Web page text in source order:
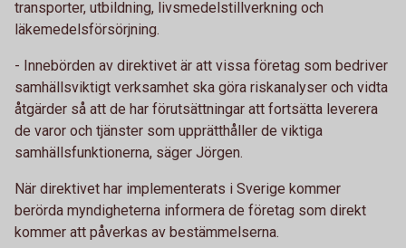
transporter, utbildning, livsmedelstillverkning och
läkemedelsförsörjning.
- Innebörden av direktivet är att vissa företag som bedriver
samhällsviktigt verksamhet ska göra riskanalyser och vidta
åtgärder så att de har förutsättningar att fortsätta leverera
de varor och tjänster som upprätthåller de viktiga
samhällsfunktionerna, säger Jörgen.
När direktivet har implementerats i Sverige kommer
berörda myndigheterna informera de företag som direkt
kommer att påverkas av bestämmelserna.